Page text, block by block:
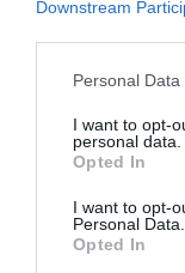
Downstream
Please note that
not limited to your
grant or deny
use your data for
consent section.
Personal
I want to opt-
personal data.
Opted In
I want to opt-
Personal Data.
Opted In
Illusztráció
Images Group